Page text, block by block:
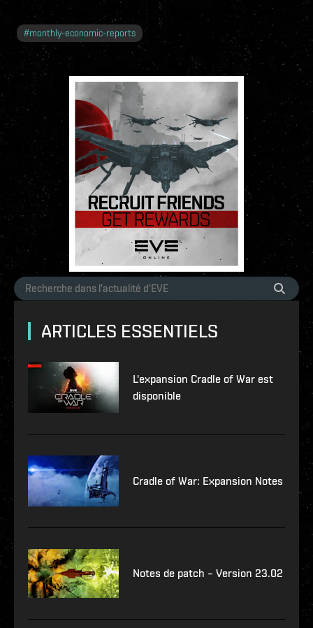
#monthly-economic-reports
ARTICLES ESSENTIELS
L'expansion Cradle of War est
disponible
Cradle of War: Expansion Notes
Notes de patch – Version 23.02